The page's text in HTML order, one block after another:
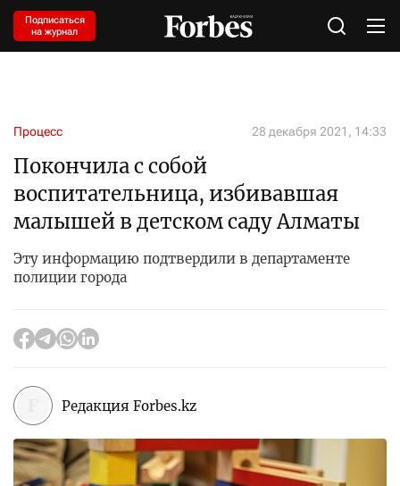
Подписаться
на журнал
Процесс 28 декабря 2021, 14:33
Покончила с собой
воспитательница, избивавшая
малышей в детском саду Алматы
Эту информацию подтвердили в департаменте
полиции города
Редакция Forbes.kz